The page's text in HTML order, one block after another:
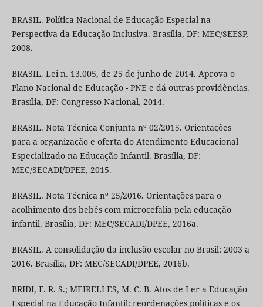
BRASIL. Política Nacional de Educação Especial na
Perspectiva da Educação Inclusiva. Brasília, DF: MEC/SEESP,
2008.
BRASIL. Lei n. 13.005, de 25 de junho de 2014. Aprova o
Plano Nacional de Educação - PNE e dá outras providências.
Brasília, DF: Congresso Nacional, 2014.
BRASIL. Nota Técnica Conjunta nº 02/2015. Orientações
para a organização e oferta do Atendimento Educacional
Especializado na Educação Infantil. Brasília, DF:
MEC/SECADI/DPEE, 2015.
BRASIL. Nota Técnica nº 25/2016. Orientações para o
acolhimento dos bebês com microcefalia pela educação
infantil. Brasília, DF: MEC/SECADI/DPEE, 2016a.
BRASIL. A consolidação da inclusão escolar no Brasil: 2003 a
2016. Brasília, DF: MEC/SECADI/DPEE, 2016b.
BRIDI, F. R. S.; MEIRELLES, M. C. B. Atos de Ler a Educação
Especial na Educação Infantil: reordenações políticas e os